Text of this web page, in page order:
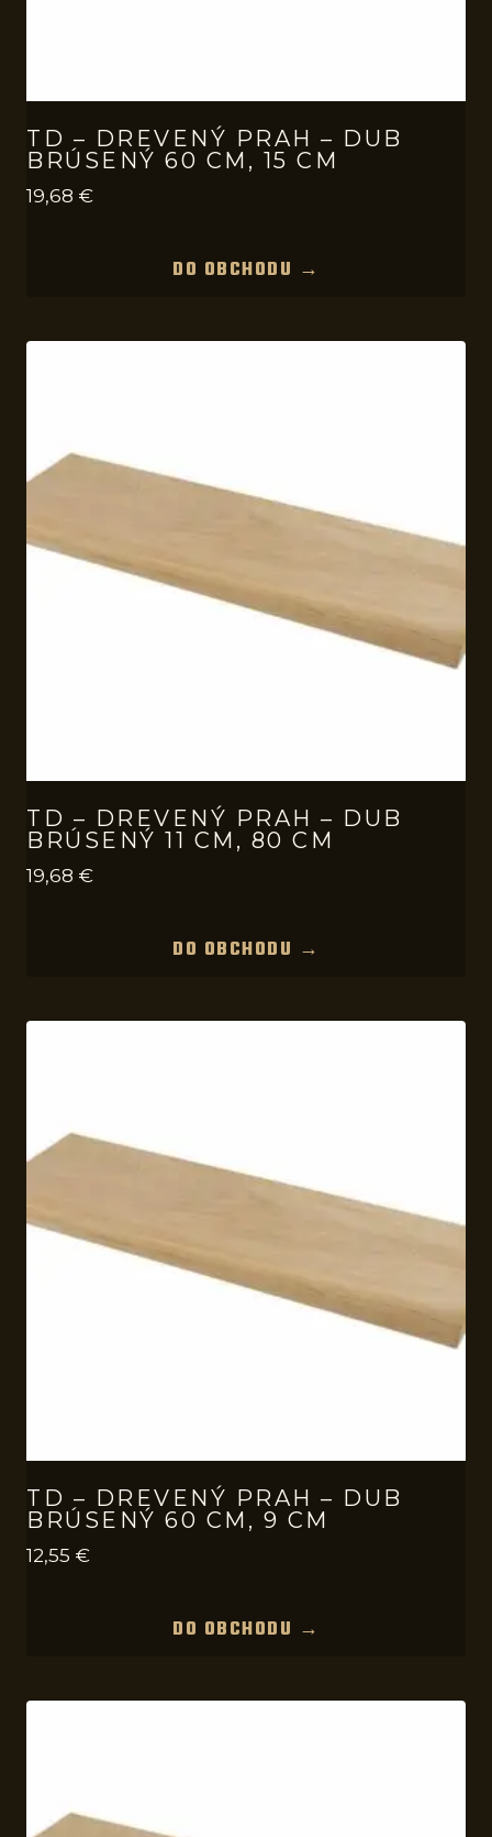
TD – DREVENÝ PRAH – DUB
BRÚSENÝ 60 CM, 15 CM
19,68 €
DO OBCHODU →
TD – DREVENÝ PRAH – DUB
BRÚSENÝ 11 CM, 80 CM
19,68 €
DO OBCHODU →
TD – DREVENÝ PRAH – DUB
BRÚSENÝ 60 CM, 9 CM
12,55 €
DO OBCHODU →